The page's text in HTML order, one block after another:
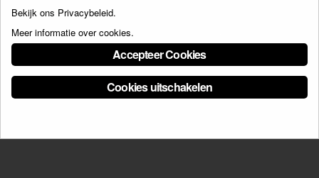
© Copyright - Franciscus Huis Weert B.V. - webdesign:
Bekijk ons Privacybeleid.
Meer informatie over cookies.
Accepteer Cookies
Cookies uitschakelen